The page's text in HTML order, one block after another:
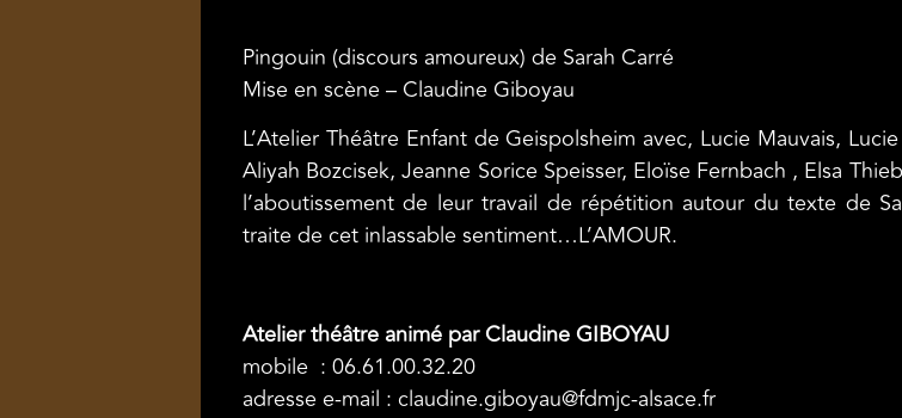
Pingouin (discours amoureux) de Sarah Carré
Mise en scène – Claudine Giboyau
L’Atelier Théâtre Enfant de Geispolsheim avec, Lucie Mauvais,
Aliyah Bozcisek, Jeanne Sorice Speisser, Eloïse Fernbach , Elsa
l’aboutissement de leur travail de répétition autour du texte de
traite de cet inlassable sentiment…L’AMOUR.
Atelier théâtre animé par Claudine GIBOYAU
mobile : 06.61.00.32.20
adresse e-mail : claudine.giboyau@fdmjc-alsace.fr